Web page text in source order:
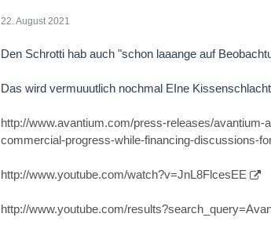
22. August 2021
Den Schrotti hab auch "schon laaange auf
Das wird vermuuutlich nochmal EIne
http://www.avantium.com/press-releases/
commercial-progress-while-financing-discussions-
http://www.youtube.com/watch?v=JnL8FlcesEE
http://www.youtube.com/